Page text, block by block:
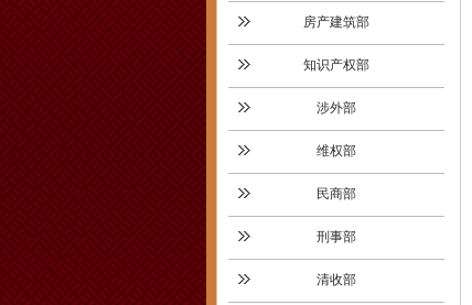
房产建筑部
知识产权部
涉外部
维权部
民商部
刑事部
清收部